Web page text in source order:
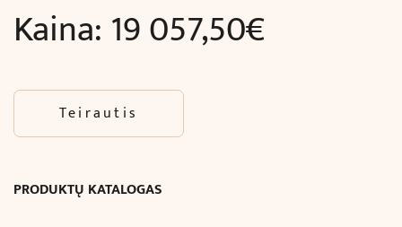
Kaina: 19 057,50€
Teirautis
PRODUKTŲ KATALOGAS